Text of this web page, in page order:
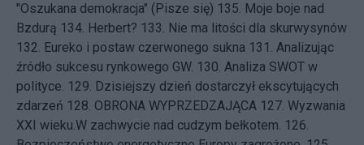
"Oszukana demokracja" (Pisze się) 135. Moje boje nad
Bzdurą 134. Herbert? 133. Nie ma litości dla skurwysynów
132. Eureko i postaw czerwonego sukna 131. Analizując
źródło sukcesu rynkowego GW. 130. Analiza SWOT w
polityce. 129. Dzisiejszy dzień dostarczył ekscytujących
zdarzeń 128. OBRONA WYPRZEDZAJĄCA 127. Wyzwania
XXI wieku.W zachwycie nad cudzym bełkotem. 126.